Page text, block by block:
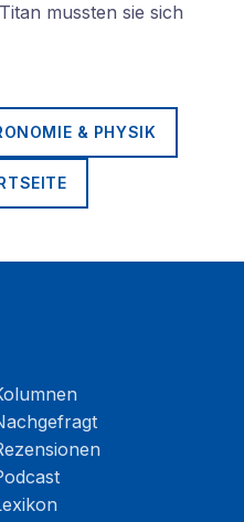
mussten sie sich
& PHYSIK